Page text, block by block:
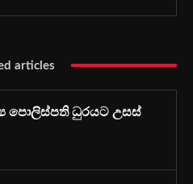
articles
පොලිස්පති ධුරයට උසස්